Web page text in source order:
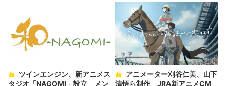
タジオ「NAGOMI」設立 メン
清悟ら制作 JRA新アニメCM